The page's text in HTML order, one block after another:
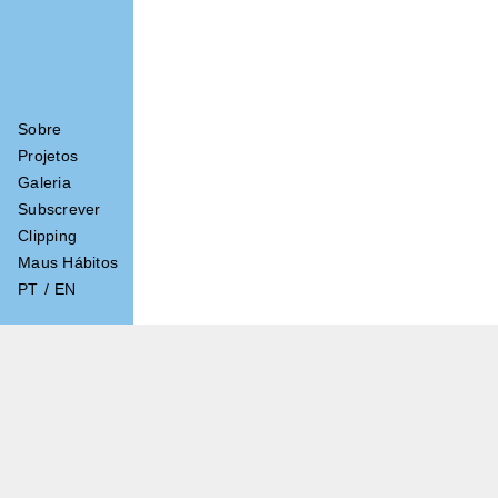
PT / EN
Maus Hábitos
Clipping
Subscrever
Galeria
Projetos
Sobre